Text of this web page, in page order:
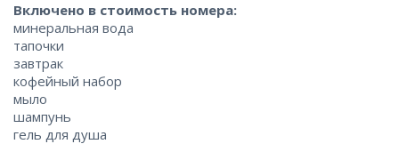
Включено в стоимость номера:
минеральная вода
тапочки
завтрак
кофейный набор
мыло
шампунь
гель для душа